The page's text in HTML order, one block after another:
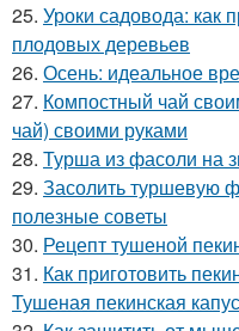
25. Уроки садовода: как
плодовых деревьев
26. Осень: идеальное
27. Компостный чай
чай) своими руками
28. Турша из фасоли на
29. Засолить туршевую
полезные советы
30. Рецепт тушеной
31. Как приготовить
Тушеная пекинская